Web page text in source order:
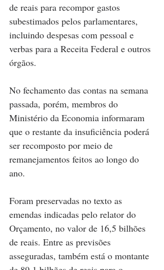
de reais para recompor gastos
subestimados pelos parlamentares,
incluindo despesas com pessoal e
verbas para a Receita Federal e outros
órgãos.
No fechamento das contas na semana
passada, porém, membros do
Ministério da Economia informaram
que o restante da insuficiência poderá
ser recomposto por meio de
remanejamentos feitos ao longo do
ano.
Foram preservadas no texto as
emendas indicadas pelo relator do
Orçamento, no valor de 16,5 bilhões
de reais. Entre as previsões
asseguradas, também está o montante